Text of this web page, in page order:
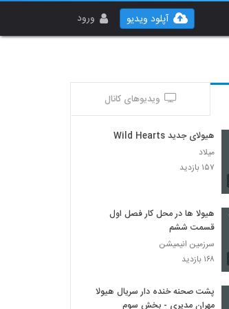
ورود آپلود ویدیو
ویدیوهای کانال
هیولای جدید Wild Hearts
میلاد
۱۵۷ بازدید
هیولا ها در محل کار فصل اول
قسمت ششم
سرزمین انیمیشن
۱۶۸ بازدید
پشت صحنه خنده دار سریال هیولا
مهران مدیری - بخش سوم